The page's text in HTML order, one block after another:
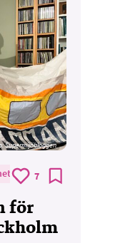
Supermijöbloggen
7
för